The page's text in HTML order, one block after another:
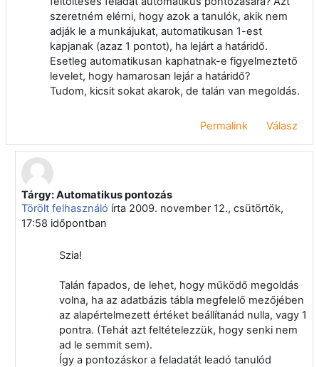
szeretném elérni, hogy azok a tanulók, akik nem
adják le a munkájukat, automatikusan 1-est
kapjanak (azaz 1 pontot), ha lejárt a határidő.
Esetleg automatikusan kaphatnak-e figyelmeztető
levelet, hogy hamarosan lejár a határidő?
Tudom, kicsit sokat akarok, de talán van megoldás.
Permalink Válasz
Válasz erre: Niethammer Zoltán
Tárgy: Automatikus pontozás
Törölt felhasználó írta 2009. november 12., csütörtök,
17:58 időpontban
Szia!
Talán fapados, de lehet, hogy működő megoldás
volna, ha az adatbázis tábla megfelelő mezőjében
az alapértelmezett értéket beállítanád nulla, vagy 1
pontra. (Tehát azt feltételezzük, hogy senki nem
ad le semmit sem).
Így a pontozáskor a feladatát leadó tanulód